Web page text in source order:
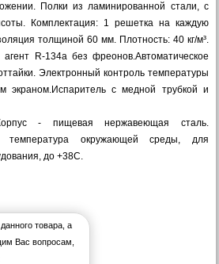
Полки из ламинированной стали, с
Комплектация: 1 решетка на каждую
толщиной 60 мм. Плотность: 40 кг/м³.
R-134a без фреонов.Автоматическое
Электронный контроль температуры
экраном.Испаритель с медной трубкой и
- пищевая нержавеющая сталь.
температура окружающей среды, для
до +38С.
товара, а
Вас вопросам,